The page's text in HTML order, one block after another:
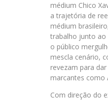
médium Chico
a trajetória de
médium
trabalho junto ao
o público
mescla cenário,
revezam para
marcantes como
Com direção do